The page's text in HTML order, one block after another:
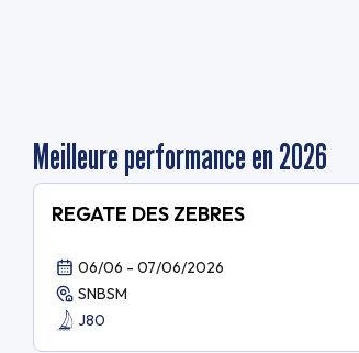
Meilleure performance en 2026
REGATE DES ZEBRES
06/06 - 07/06/2026
SNBSM
J80